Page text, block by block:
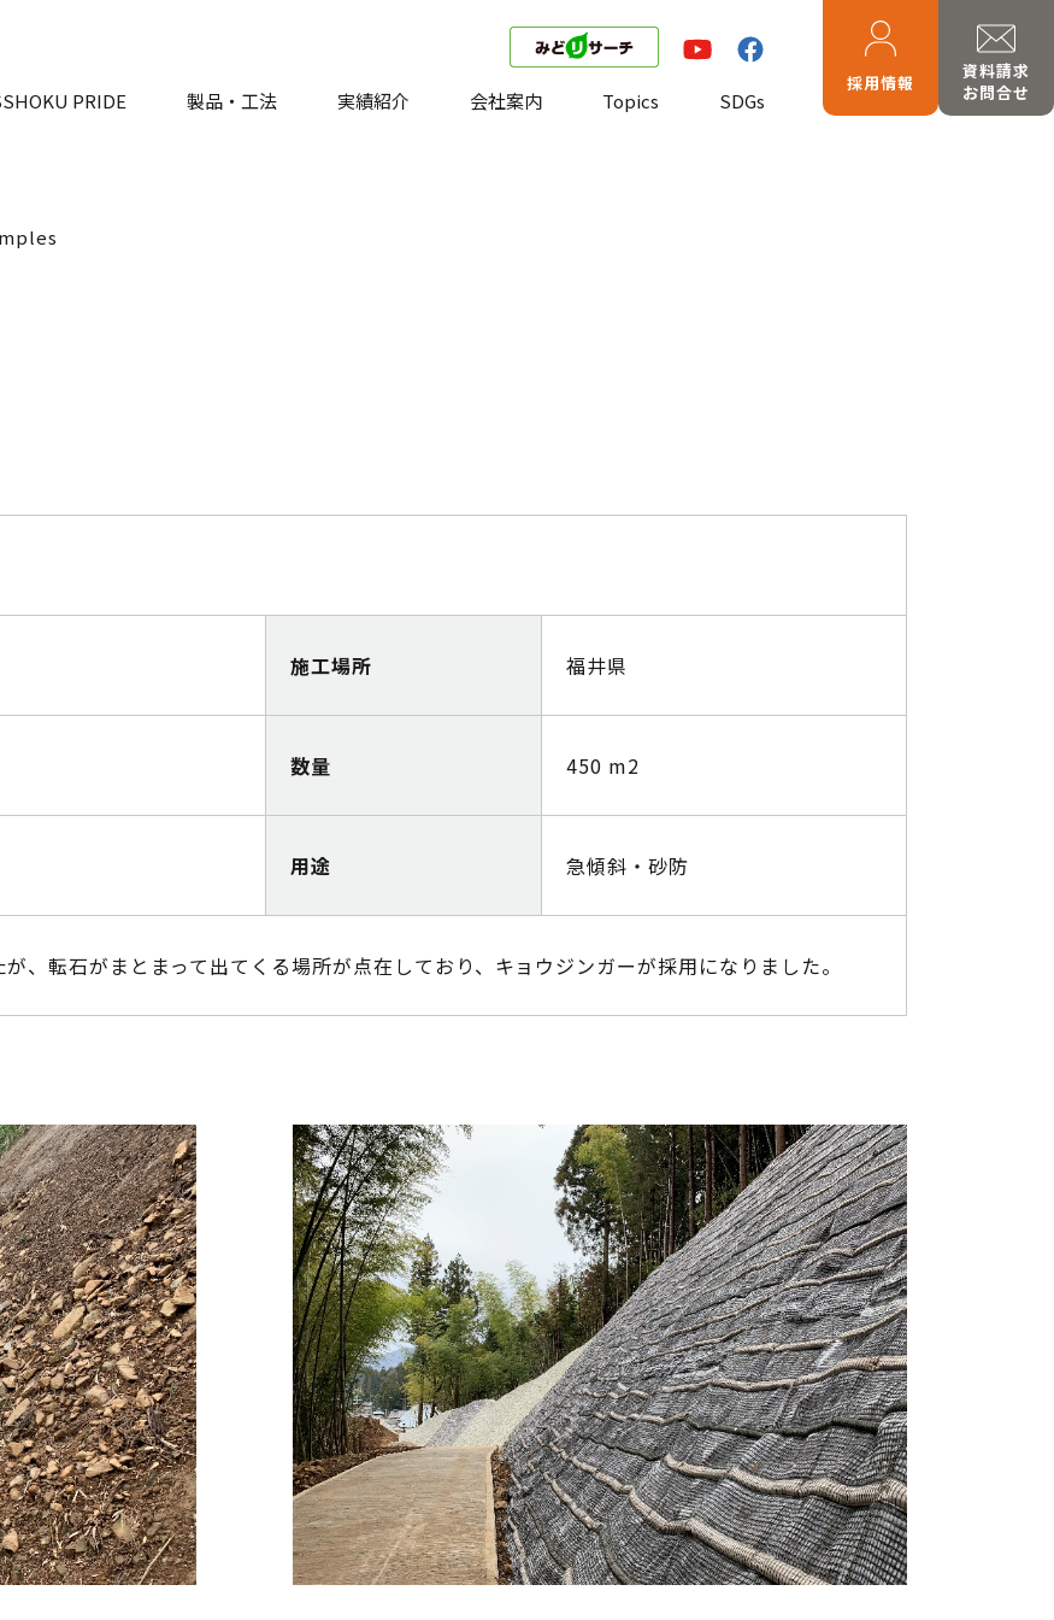
採用情報
資料請求
お問合せ
PRIDE 製品・工法 実績紹介 会社案内 Topics SDGs
施工場所 福井県
数量 450 m2
用途 急傾斜・砂防
、転石がまとまって出てくる場所が点在しており、キョウジンガーが採用になりました。